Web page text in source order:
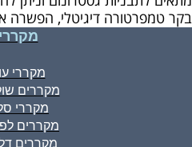
בקר טמפרטורה דיגיטלי, הפשרה
מקררי
מקררים
מקררי
מקררים
מקררים